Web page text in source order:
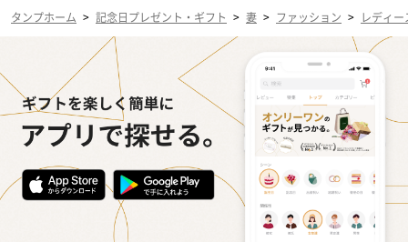
タンプホーム > 記念日プレゼント・ギフト > 妻 > ファッション > レディ